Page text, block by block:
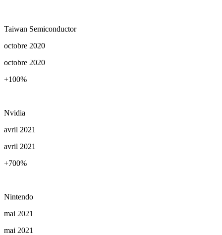
Taiwan Semiconductor
octobre 2020
octobre 2020
+100%
Nvidia
avril 2021
avril 2021
+700%
Nintendo
mai 2021
mai 2021